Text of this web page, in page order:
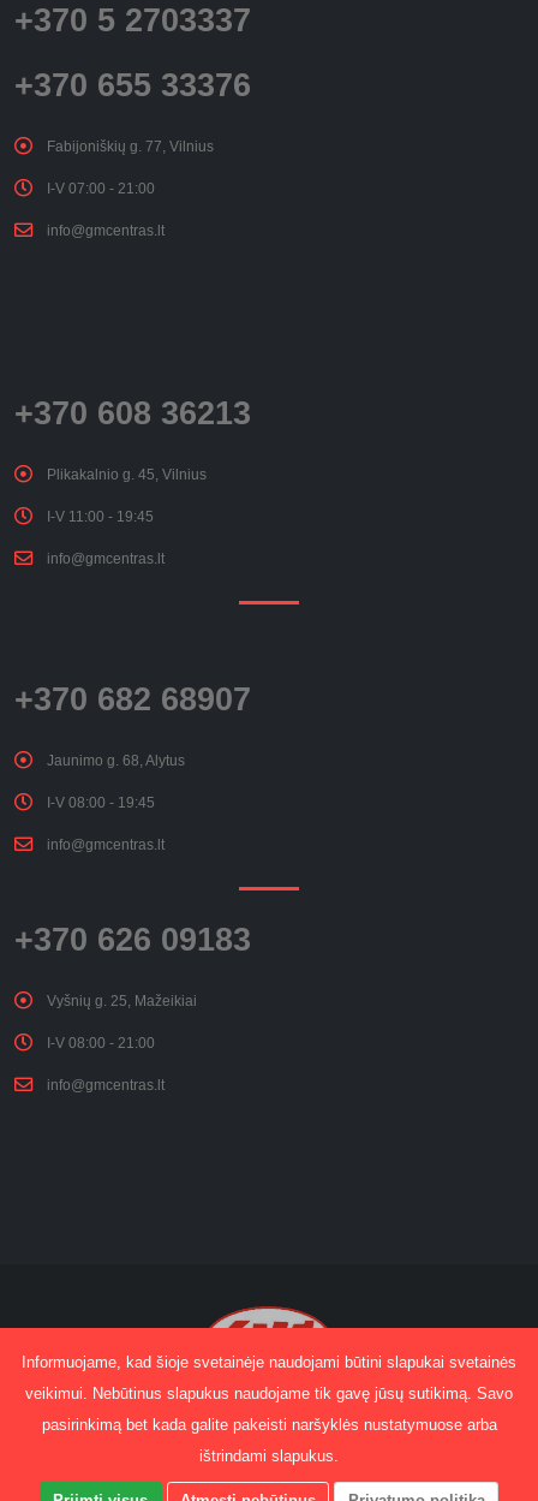
+370 5 2703337
+370 655 33376
Fabijoniškių g. 77, Vilnius
I-V 07:00 - 21:00
info@gmcentras.lt
+370 608 36213
Plikakalnio g. 45, Vilnius
I-V 11:00 - 19:45
info@gmcentras.lt
+370 682 68907
Jaunimo g. 68, Alytus
I-V 08:00 - 19:45
info@gmcentras.lt
+370 626 09183
Vyšnių g. 25, Mažeikiai
I-V 08:00 - 21:00
info@gmcentras.lt
© Copyright 2025. All Rights Reserved. Sprendimas: Edgaras Jakimavičius
Kainoraštis Gydomasis masažas Kontaktai
Informuojame, kad šioje svetainėje naudojami būtini slapukai svetainės
veikimui. Nebūtinus slapukus naudojame tik gavę jūsų sutikimą. Savo
pasirinkimą bet kada galite pakeisti naršyklės nustatymuose arba
ištrindami slapukus.